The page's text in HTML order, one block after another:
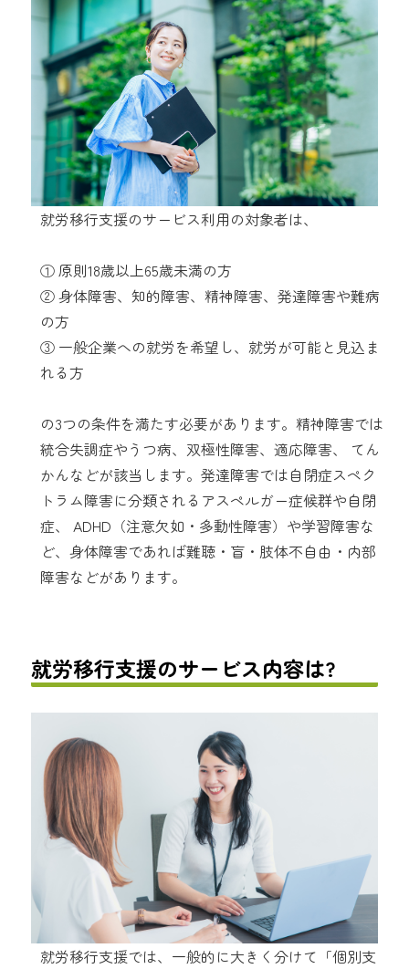
就労移行支援のサービス利用の対象者は、
① 原則18歳以上65歳未満の方
② 身体障害、知的障害、精神障害、発達障害や難病
の方
③ 一般企業への就労を希望し、就労が可能と見込ま
れる方
の3つの条件を満たす必要があります。精神障害では
統合失調症やうつ病、双極性障害、適応障害、 てん
かんなどが該当します。発達障害では自閉症スペク
トラム障害に分類されるアスペルガー症候群や自閉
症、 ADHD（注意欠如・多動性障害）や学習障害な
ど、身体障害であれば難聴・盲・肢体不自由・内部
障害などがあります。
就労移行支援のサービス内容は?
就労移行支援では、一般的に大きく分けて「個別支